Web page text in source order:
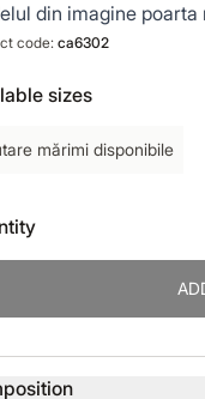
din imagine
code: ca6302
sizes
mărimi disponibile